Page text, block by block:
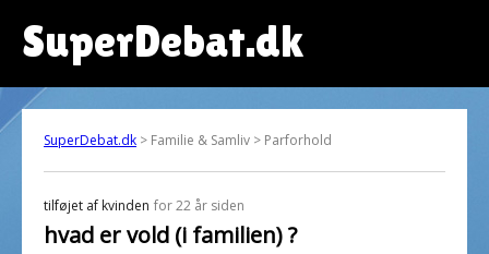
SuperDebat.dk
SuperDebat.dk > Familie & Samliv > Parforhold
tilføjet af kvinden for 22 år siden
hvad er vold (i familien) ?